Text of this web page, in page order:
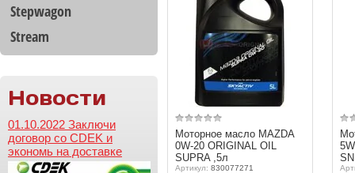
Stepwagon
Stream
Новости
01.10.2022 Заключи
договор со CDEK и
экономь на доставке
Моторное масло MAZDA
0W-20 ORIGINAL OIL
SUPRA ,5л
Артикул: 830077271